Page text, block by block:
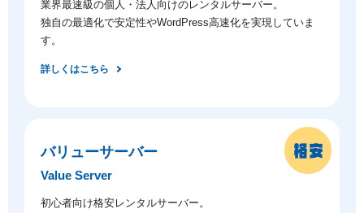
業界最速級の個人・法人向けのレンタルサーバー。
独自の最適化で安定性やWordPress高速化を実現していま
す。
詳しくはこちら
バリューサーバー
Value Server
初心者向け格安レンタルサーバー。